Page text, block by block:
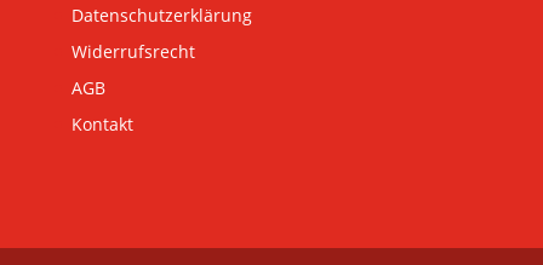
Datenschutzerklärung
Widerrufsrecht
AGB
Kontakt